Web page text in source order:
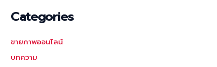
Categories
ขายภาพออนไลน์
บทความ